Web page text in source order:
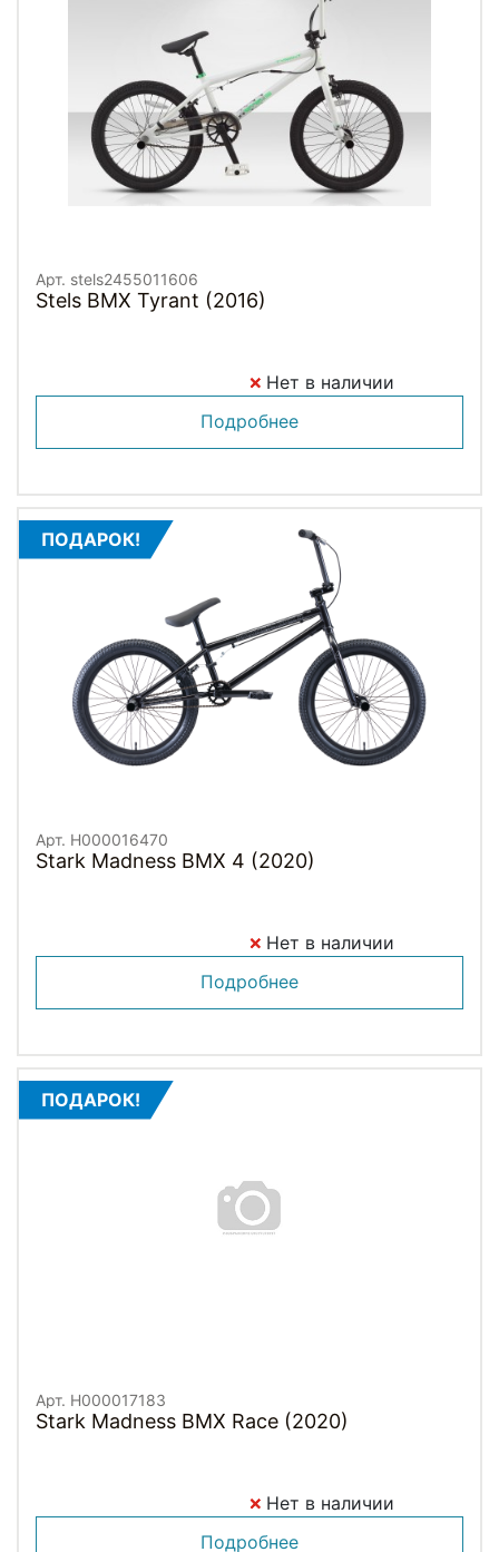
Арт. stels2455011606
Stels BMX Tyrant (2016)
Нет в наличии
Подробнее
ПОДАРОК!
Арт. H000016470
Stark Madness BMX 4 (2020)
Нет в наличии
Подробнее
ПОДАРОК!
Арт. H000017183
Stark Madness BMX Race (2020)
Нет в наличии
Подробнее